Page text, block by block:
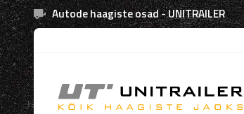
Autode haagiste osad - UNITRAILER